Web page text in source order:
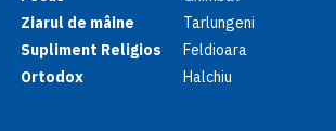
Ziarul de mâine
Supliment Religios
Ortodox
Tarlungeni
Feldioara
Halchiu